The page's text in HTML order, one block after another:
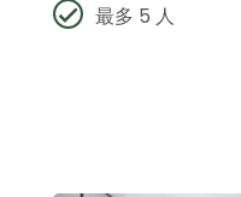
最多 5 人